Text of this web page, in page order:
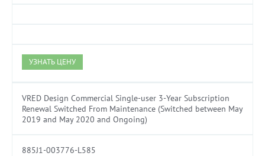
УЗНАТЬ ЦЕНУ
VRED Design Commercial Single-user 3-Year Subscription
Renewal Switched From Maintenance (Switched between May
2019 and May 2020 and Ongoing)
885J1-003776-L585